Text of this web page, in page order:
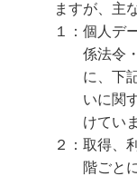
ますが、主
１：個人デ
係法令
に、下
いに関
けてい
２：取得、
階ごと